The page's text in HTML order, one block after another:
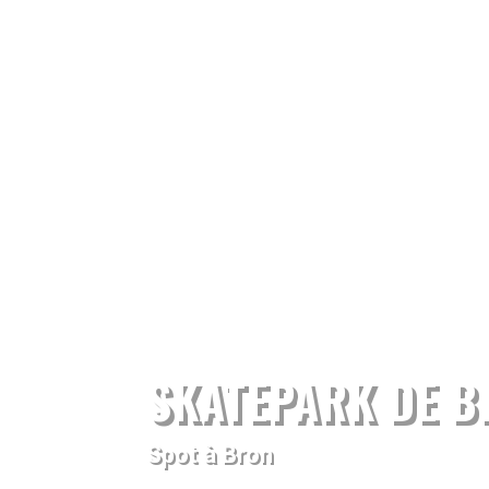
SKATEPARK DE
Spot à Bron